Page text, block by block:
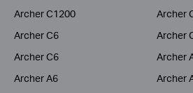
Archer C1200
Archer
Archer C6
Archer
Archer C6
Archer
Archer A6
Archer